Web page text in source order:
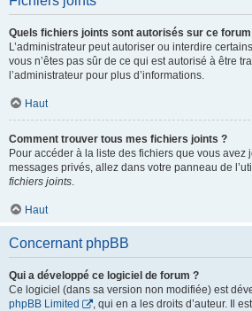
Quels fichiers joints sont autorisés sur ce
L’administrateur peut autoriser ou interdire
vous n’êtes pas sûr de ce qui est autorisé à être
l’administrateur pour plus d’informations.
Haut
Comment trouver tous mes fichiers joints ?
Pour accéder à la liste des fichiers que vous avez
messages privés, allez dans votre panneau de
fichiers joints.
Haut
Concernant phpBB
Qui a développé ce logiciel de forum ?
Ce logiciel (dans sa version non modifiée) est
phpBB Limited
, qui en a les droits d’auteur. Il